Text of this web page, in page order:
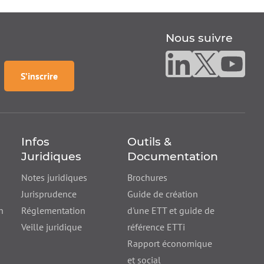
S’inscrire
à lanewsletter
Nous suivre
Nous suivre sur
Nous suivre
Nous
Infos
Juridiques
Notes juridiques
Jurisprudence
Réglementation
Veille juridique
Outils &
Documentation
Brochures
Guide de création
d'une ETT et guide de
référence ETTi
Rapport économique
et social